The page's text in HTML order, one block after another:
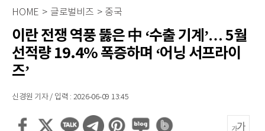
HOME > 글로벌비즈 > 중국
이란 전쟁 역풍 뚫은 中 ‘수출 기계’… 5월
선적량 19.4% 폭증하며 ‘어닝 서프라이
즈’
신경원 기자 / 입력 : 2026-06-09 13:45